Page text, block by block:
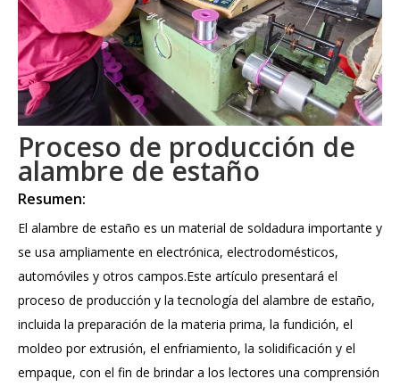
Proceso de producción de
alambre de estaño
Resumen:
El alambre de estaño es un material de soldadura importante y
se usa ampliamente en electrónica, electrodomésticos,
automóviles y otros campos.Este artículo presentará el
proceso de producción y la tecnología del alambre de estaño,
incluida la preparación de la materia prima, la fundición, el
moldeo por extrusión, el enfriamiento, la solidificación y el
empaque, con el fin de brindar a los lectores una comprensión